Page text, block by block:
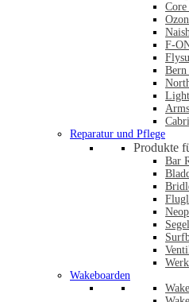
F-
Reparatur und Pflege
Produkte
Bar
Wakeboarden